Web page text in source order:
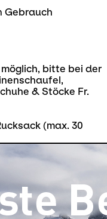
Gebrauch
bitte bei der
& Stöcke Fr.
(max. 30